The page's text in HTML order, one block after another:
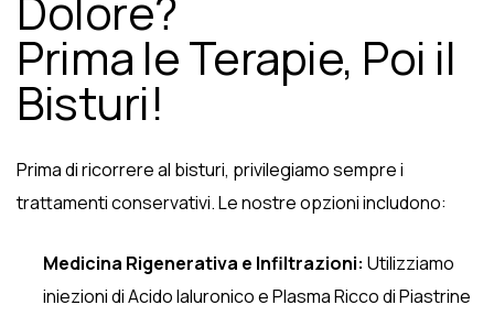
Dolore?
Prima le Terapie, Poi il
Bisturi!
Prima di ricorrere al bisturi, privilegiamo sempre i
trattamenti conservativi. Le nostre opzioni includono:
Medicina Rigenerativa e Infiltrazioni: Utilizziamo
iniezioni di Acido Ialuronico e Plasma Ricco di Piastrine